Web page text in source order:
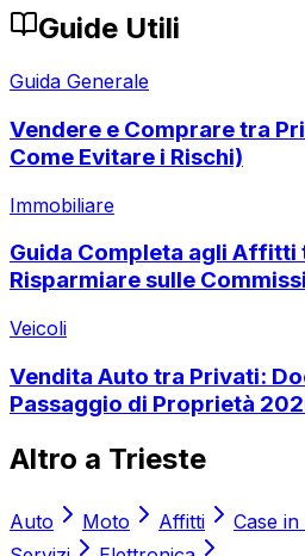
Guide Utili
Guida Generale
Vendere e Comprare tra
Come Evitare i Rischi)
Immobiliare
Guida Completa agli Affitti
Risparmiare sulle
Veicoli
Vendita Auto tra Privati:
Passaggio di Proprietà
Altro a Trieste
Auto Moto Affitti Case in